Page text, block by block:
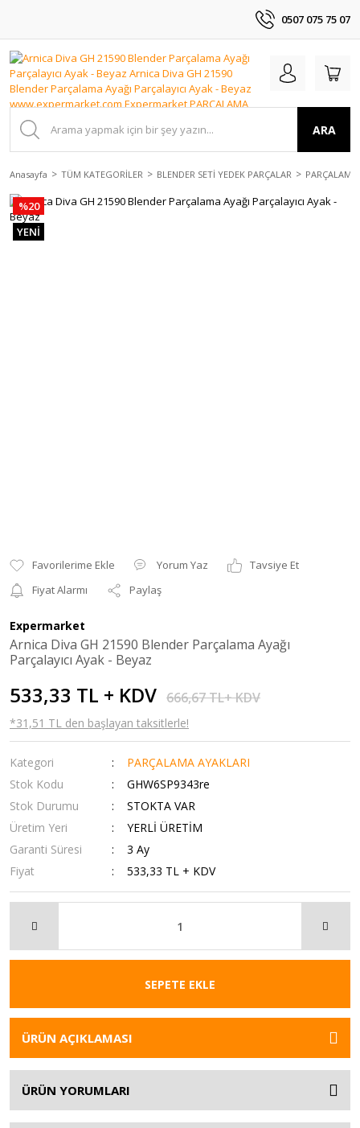
0507 075 75 07
ARA
Anasayfa TÜM KATEGORİLER BLENDER SETİ YEDEK PARÇALAR
%20
YENİ
Yorum Yaz
Tavsiye Et
Fiyat Alarmı
Paylaş
Expermarket
Arnica Diva GH 21590 Blender Parçalama Ayağı
Parçalayıcı Ayak - Beyaz
533,33 TL + KDV 666,67 TL+ KDV
*31,51 TL den başlayan taksitlerle!
Kategori
PARÇALAMA AYAKLARI
Stok Kodu
GHW6SP9343re
Stok Durumu
STOKTA VAR
Üretim Yeri
YERLİ ÜRETİM
Garanti Süresi
3 Ay
Fiyat
533,33 TL + KDV
SEPETE EKLE
ÜRÜN AÇIKLAMASI
ÜRÜN YORUMLARI